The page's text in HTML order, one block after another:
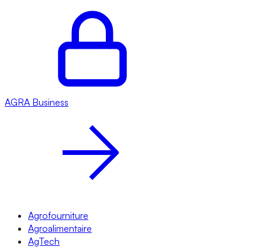
AGRA Business
Agrofourniture
Agroalimentaire
AgTech